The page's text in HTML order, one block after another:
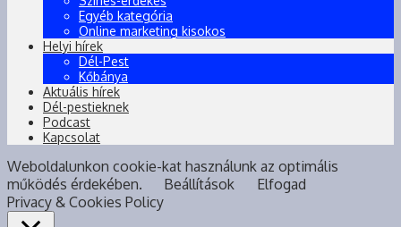
Egyéb kategória
Online marketing kisokos
Helyi hírek
Dél-Pest
Kőbánya
Aktuális hírek
Dél-pestieknek
Podcast
Kapcsolat
Weboldalunkon cookie-kat használunk az optimális
működés érdekében.
Beállítások
Elfogad
Privacy & Cookies Policy